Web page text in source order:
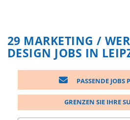
29 MARKETING /
DESIGN JOBS IN
PASSENDE JOBS
GRENZEN SIE IHRE